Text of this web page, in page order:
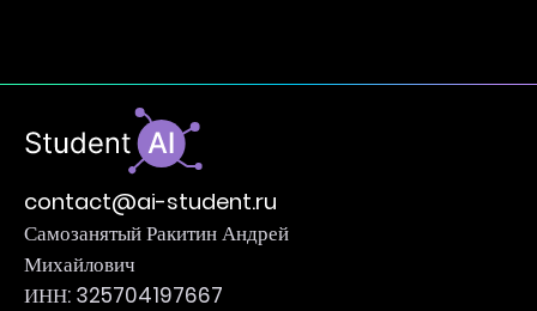
contact@ai-student.ru
Самозанятый Ракитин Андрей
Михайлович
ИНН: 325704197667